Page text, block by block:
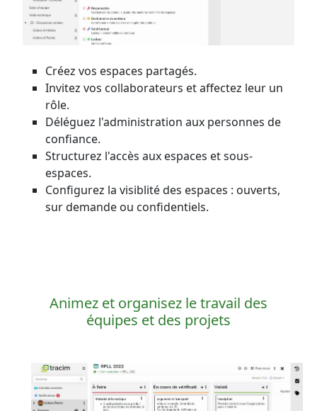
Créez vos espaces partagés.
Invitez vos collaborateurs et affectez leur un
rôle.
Déléguez l'administration aux personnes de
confiance.
Structurez l'accès aux espaces et sous-
espaces.
Configurez la visiblité des espaces : ouverts,
sur demande ou confidentiels.
Animez et organisez le travail des
équipes et des projets